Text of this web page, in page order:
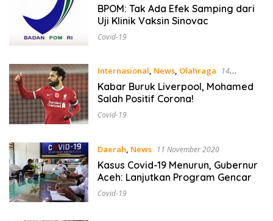
2020
BPOM: Tak Ada Efek Samping dari
Uji Klinik Vaksin Sinovac
Covid-19
Internasional, News, Olahraga
14
November 2020
Kabar Buruk Liverpool, Mohamed
Salah Positif Corona!
Covid-19
Daerah, News 11 November 2020
Kasus Covid-19 Menurun, Gubernur
Aceh: Lanjutkan Program Gencar
Covid-19